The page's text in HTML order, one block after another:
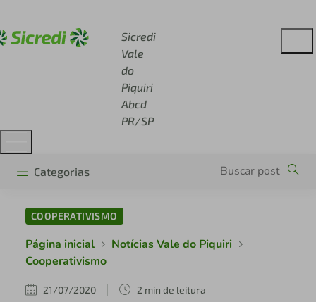
Sicredi
Vale
do
Piquiri
Abcd
PR/SP
Categorias
COOPERATIVISMO
Página inicial
Notícias Vale do Piquiri
Cooperativismo
21/07/2020 2 min de leitura